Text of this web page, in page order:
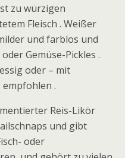
zu würzigen
Fleisch . Weißer
und farblos und
Gemüse-Pickles .
oder – mit
empfohlen .
Reis-Likör
und gibt
oder